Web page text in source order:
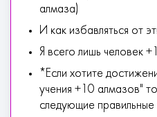
алмаза)
И как избавляться от
Я всего лишь человек
*Если хотите
учения +10 алмазов"
следующие правильные